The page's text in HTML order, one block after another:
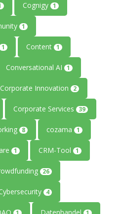
Cognigy 1
1
1 Content 1
Conversational AI 1
Corporate Innovation 2
Corporate Services 39
8 cozama 1
1 CRM-Tool 1
26
4